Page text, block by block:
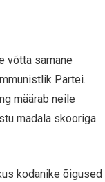
võtta sarnane
Partei.
määrab neile
madala skooriga
kodanike õigused